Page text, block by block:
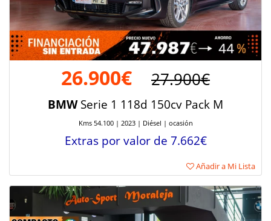
26.900€ 27.900€
BMWSerie 1 118d 150cv Pack M
Kms 54.100 | 2023 | Diésel | ocasión
Extras por valor de 7.662€
Añadir a Mi Lista